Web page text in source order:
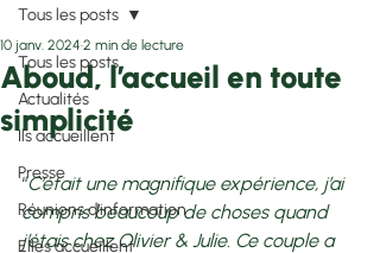
Tous les posts
Actualités
Ils accueillent
Presse
Réunions d'information
Elles accueillent
Tous les posts
Aboud, l’accueil en toute
simplicité
10 janv. 2024 2 min de lecture
“C’était une magnifique expérience, j’ai
compris beaucoup de choses quand
j’étais chez Olivier & Julie. Ce couple a